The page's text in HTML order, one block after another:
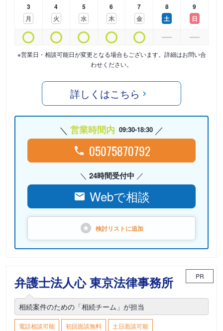
3
月
4
火
5
水
6
木
7
金
8
土
9
日
※営業日・相談可能日が変更となる場合もございます。詳細はお問い合
わせください。
詳しくはこちら
営業時間内 09:30-18:30
05075870792
24時間受付中
Webで相談
検討リストに追加
弁護士法人心 東京法律事務所 PR
相続案件のための「相続チーム」が担当
電話相談可能 初回面談無料
土日面談可能